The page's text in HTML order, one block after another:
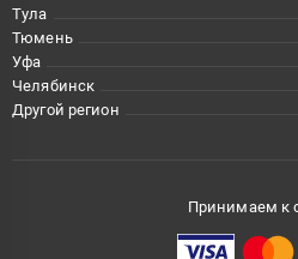
Тула
Тюмень
Уфа
Челябинск
Другой регион
Принимаем к